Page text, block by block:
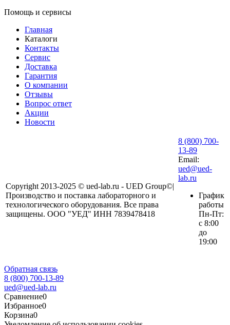
Помощь и сервисы
Главная
Каталоги
Контакты
Сервис
Доставка
Гарантия
О компании
Отзывы
Вопрос ответ
Акции
Новости
Copyright 2013-2025 © ued-lab.ru - UED Group©|
Производство и поставка лабораторного и
технологического оборудования. Все права
защищены. ООО "УЕД" ИНН 7839478418
8 (800) 700-
13-89
Email:
ued@ued-
lab.ru
График
работы
Пн-Пт:
с 8:00
до
19:00
Обратная связь
8 (800) 700-13-89
ued@ued-lab.ru
Сравнение0
Избранное0
Корзина0